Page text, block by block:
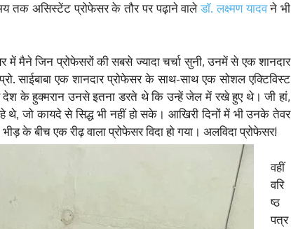
तक असिस्टेंट प्रोफेसर के तौर पर पढ़ाने वालेडॉ. लक्ष्मण यादवने भी
में मैने जिन प्रोफेसरों की सबसे ज्यादा चर्चा सुनी, उनमें से एक शानदार
साईबाबा एक शानदार प्रोफेसर के साथ-साथ एक सोशल एक्टिविस्ट
के हुक्मरान उनसे इतना डरते थे कि उन्हें जेल में रखे हुए थे। जी हां,
जो कायदे से सिद्ध भी नहीं हो सके। आखिरी दिनों में भी उनके तेवर
के बीच एक रीढ़ वाला प्रोफेसर विदा हो गया। अलविदा प्रोफेसर!
वहीं
वरि
ष्ठ
पत्र